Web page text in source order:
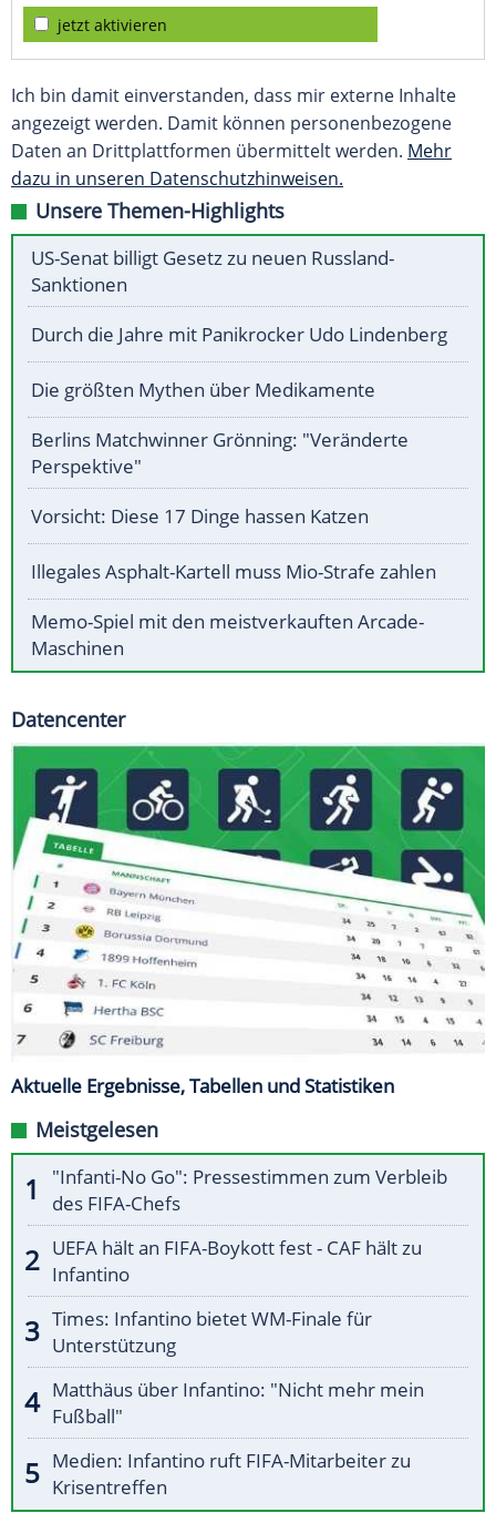
jetzt aktivieren
Ich bin damit einverstanden, dass mir externe Inhalte
angezeigt werden. Damit können personenbezogene
Daten an Drittplattformen übermittelt werden. Mehr
dazu in unseren Datenschutzhinweisen.
Unsere Themen-Highlights
US-Senat billigt Gesetz zu neuen Russland-
Sanktionen
Durch die Jahre mit Panikrocker Udo Lindenberg
Die größten Mythen über Medikamente
Berlins Matchwinner Grönning: "Veränderte
Perspektive"
Vorsicht: Diese 17 Dinge hassen Katzen
Illegales Asphalt-Kartell muss Mio-Strafe zahlen
Memo-Spiel mit den meistverkauften Arcade-
Maschinen
Datencenter
Aktuelle Ergebnisse, Tabellen und Statistiken
Meistgelesen
"Infanti-No Go": Pressestimmen zum Verbleib
des FIFA-Chefs
UEFA hält an FIFA-Boykott fest - CAF hält zu
Infantino
Times: Infantino bietet WM-Finale für
Unterstützung
Matthäus über Infantino: "Nicht mehr mein
Fußball"
Medien: Infantino ruft FIFA-Mitarbeiter zu
Krisentreffen